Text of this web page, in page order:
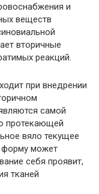
и
веществ
вторичные
реакций.
при внедрении
самой
протекающей
вяло текущее
форму может
себя проявит,
тканей